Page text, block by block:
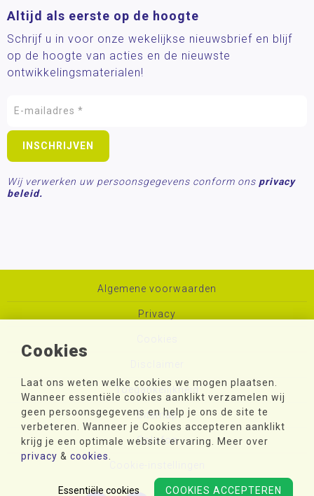
Cookies
Laat ons weten welke cookies we mogen plaatsen.
Wanneer essentiële cookies aanklikt verzamelen wij
geen persoonsgegevens en help je ons de site te
verbeteren. Wanneer je Cookies accepteren aanklikt
krijg je een optimale website ervaring. Meer over
privacy & cookies
COOKIES ACCEPTEREN
Essentiële cookies
Altijd als eerste op de hoogte
Schrijf u in voor onze wekelijkse nieuwsbrief en blijf
op de hoogte van acties en de nieuwste
ontwikkelingsmaterialen!
Wij verwerken uw persoonsgegevens conform ons privacy
beleid.
Algemene voorwaarden
Privacy
Toegankelijkheid
Sitemap
Colofon